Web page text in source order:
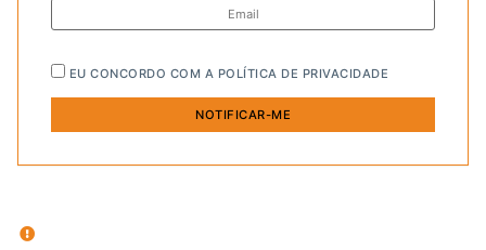
EU CONCORDO COM A POLÍTICA DE PRIVACIDADE